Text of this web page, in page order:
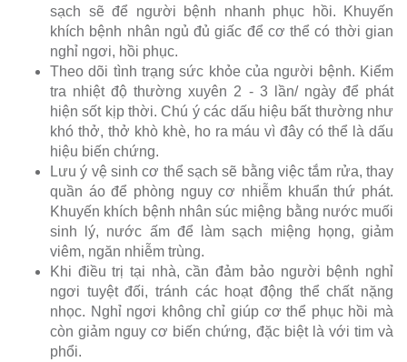
sạch sẽ để người bệnh nhanh phục hồi. Khuyến
khích bệnh nhân ngủ đủ giấc để cơ thể có thời gian
nghỉ ngơi, hồi phục.
Theo dõi tình trạng sức khỏe của người bệnh. Kiểm
tra nhiệt độ thường xuyên 2 - 3 lần/ ngày để phát
hiện sốt kịp thời. Chú ý các dấu hiệu bất thường như
khó thở, thở khò khè, ho ra máu vì đây có thể là dấu
hiệu biến chứng.
Lưu ý vệ sinh cơ thể sạch sẽ bằng việc tắm rửa, thay
quần áo để phòng nguy cơ nhiễm khuẩn thứ phát.
Khuyến khích bệnh nhân súc miệng bằng nước muối
sinh lý, nước ấm để làm sạch miệng họng, giảm
viêm, ngăn nhiễm trùng.
Khi điều trị tại nhà, cần đảm bảo người bệnh nghỉ
ngơi tuyệt đối, tránh các hoạt động thể chất nặng
nhọc. Nghỉ ngơi không chỉ giúp cơ thể phục hồi mà
còn giảm nguy cơ biến chứng, đặc biệt là với tim và
phổi.